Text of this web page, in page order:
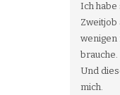
Ich habe
Zweitjob
wenigen
brauche.
Und
mich.